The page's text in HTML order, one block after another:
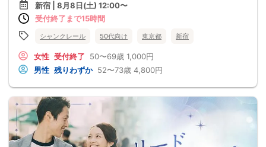
新宿 | 8月8日(土) 12:00〜
受付終了まで15時間
シャンクレール 50代向け 東京都 新宿
女性 受付終了 50〜69歳 1,000円
男性 残りわずか 52〜73歳 4,800円